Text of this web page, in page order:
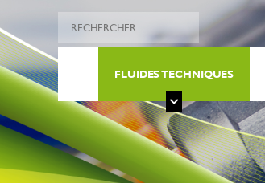
FLUIDES TECHNIQUES